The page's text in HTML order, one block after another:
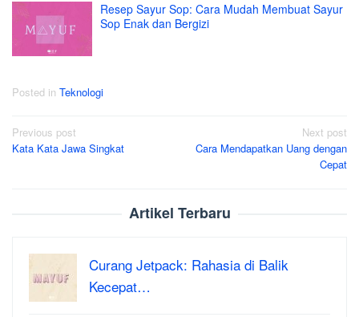
Resep Sayur Sop: Cara Mudah Membuat Sayur
Sop Enak dan Bergizi
Posted in Teknologi
Post
navigation
Previous post
Kata Kata Jawa Singkat
Next post
Cara Mendapatkan Uang dengan
Cepat
Artikel Terbaru
Curang Jetpack: Rahasia di Balik
Kecepat…